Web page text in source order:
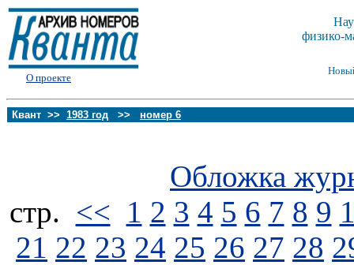
О проекте
физико-
Квант >> 1983 год >> номер 6
Обложка
стp. << 1 2 3 4 5 6 7 8 9
21 22 23 24 25 26 27 28